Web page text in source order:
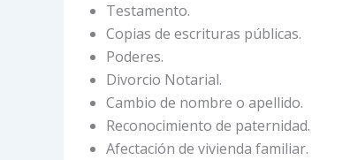
Testamento.
Copias de escrituras públicas.
Poderes.
Divorcio Notarial.
Cambio de nombre o apellido.
Reconocimiento de paternidad.
Afectación de vivienda familiar.